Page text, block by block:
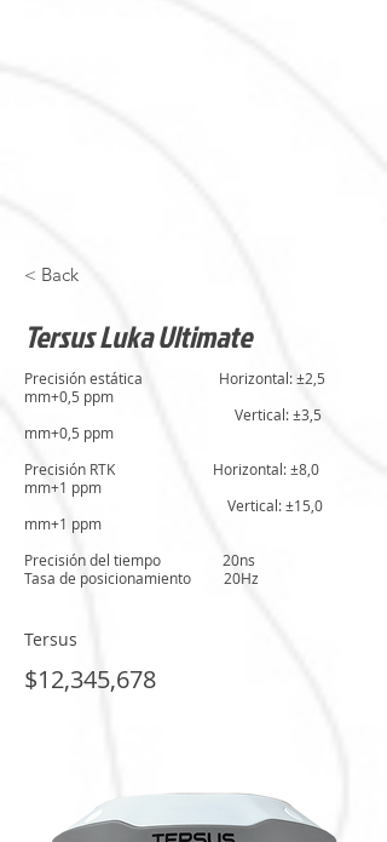
< Back
Tersus Luka Ultimate
Precisión estática Horizontal: ±2,5
mm+0,5 ppm
Vertical: ±3,5
mm+0,5 ppm
Precisión RTK Horizontal: ±8,0
mm+1 ppm
Vertical: ±15,0
mm+1 ppm
Precisión del tiempo 20ns
Tasa de posicionamiento 20Hz
Tersus
$12,345,678